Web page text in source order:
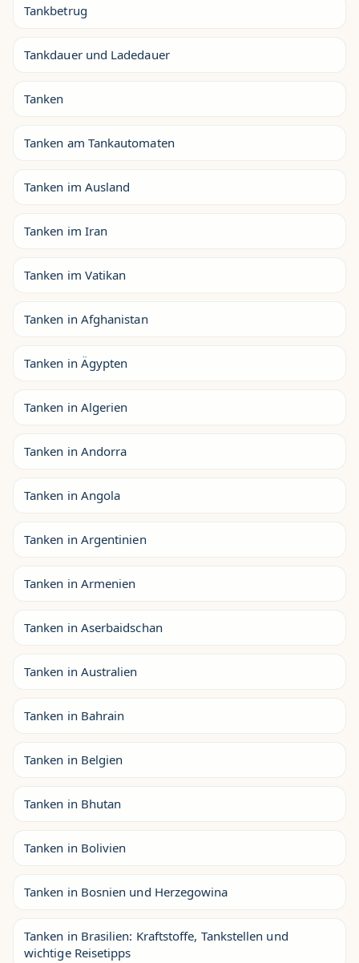
Tankbetrug
Tankdauer und Ladedauer
Tanken
Tanken am Tankautomaten
Tanken im Ausland
Tanken im Iran
Tanken im Vatikan
Tanken in Afghanistan
Tanken in Ägypten
Tanken in Algerien
Tanken in Andorra
Tanken in Angola
Tanken in Argentinien
Tanken in Armenien
Tanken in Aserbaidschan
Tanken in Australien
Tanken in Bahrain
Tanken in Belgien
Tanken in Bhutan
Tanken in Bolivien
Tanken in Bosnien und Herzegowina
Tanken in Brasilien: Kraftstoffe, Tankstellen und
wichtige Reisetipps